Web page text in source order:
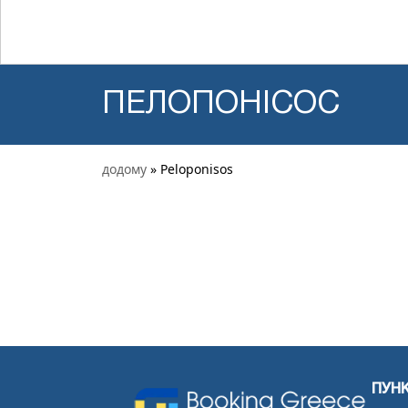
ПЕЛОПОНІСОС
додому » Peloponisos